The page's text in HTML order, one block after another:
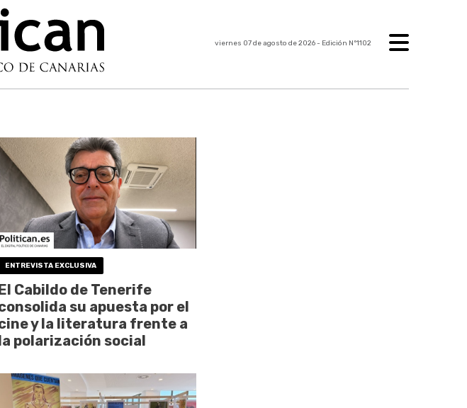
viernes 07 de agosto de 2026- Edición Nº1102
ENTREVISTA EXCLUSIVA
Cabildo de Tenerife
su apuesta por el
y la literatura frente a
polarización social